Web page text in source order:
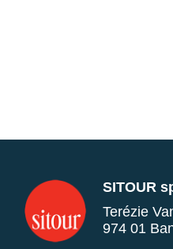
SITOUR
Terézie
974 01